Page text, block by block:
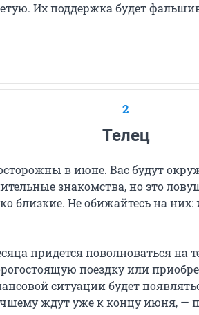
Их поддержка будет
2
Телец
в июне. Вас будут
знакомства, но это
близкие. Не обижайтесь на
придется поволноваться на
поездку или
ситуации будет
ждут уже к концу июня, —